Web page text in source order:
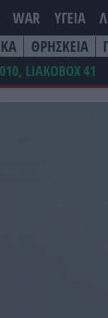
WAR ΥΓΕΙΑ Λ
ΘΡΗΣΚΕΙΑ
LIAKOBOX41